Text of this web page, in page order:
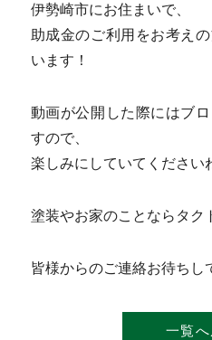
伊勢崎市にお住まいで、
助成金のご利用をお考え
います！
動画が公開した際にはブ
すので、
楽しみにしていてください
塗装やお家のことならタク
皆様からのご連絡お待ちし
一覧へ